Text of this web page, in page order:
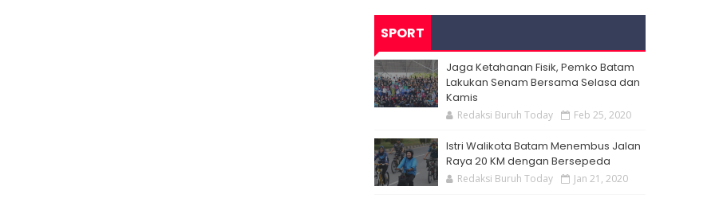
SPORT
Jaga Ketahanan Fisik, Pemko Batam
Lakukan Senam Bersama Selasa dan
Kamis
Redaksi Buruh Today Feb 25, 2020
Istri Walikota Batam Menembus Jalan
Raya 20 KM dengan Bersepeda
Redaksi Buruh Today Jan 21, 2020